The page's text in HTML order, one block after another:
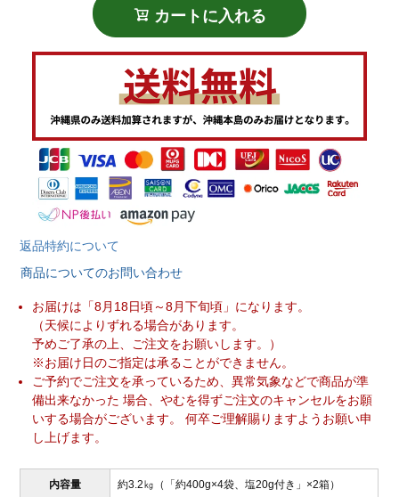
カートに入れる
返品特約について
商品についてのお問い合わせ
お届けは「8月18日頃～8月下旬頃」になります。
（天候によりずれる場合があります。
予めご了承の上、ご注文をお願いします。）
※お届け日のご指定は承ることができません。
ご予約でご注文を承っているため、異常気象などで商品が準
備出来なかった 場合、やむを得ずご注文のキャンセルをお願
いする場合がございます。 何卒ご理解賜りますようお願い申
し上げます。
内容量 約3.2㎏（「約400g×4袋、塩20g付き」×2箱）